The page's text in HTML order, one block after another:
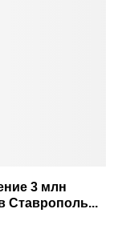
3 млн
Ставрополь...